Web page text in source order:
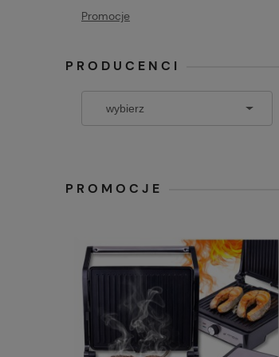
Promocje
PRODUCENCI
PROMOCJE